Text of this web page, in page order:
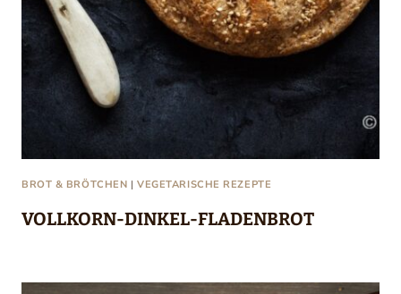
BROT & BRÖTCHEN |VEGETARISCHE REZEPTE
VOLLKORN-DINKEL-FLADENBROT